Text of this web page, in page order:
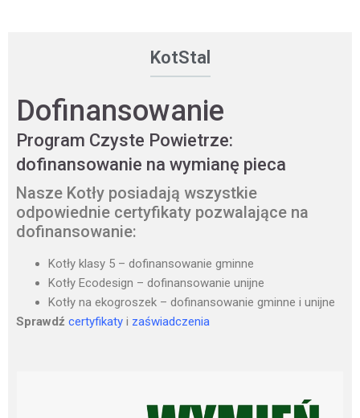
KotStal
Dofinansowanie
Program Czyste Powietrze:
dofinansowanie na wymianę pieca
Nasze Kotły posiadają wszystkie
odpowiednie certyfikaty pozwalające na
dofinansowanie:
Kotły klasy 5 – dofinansowanie gminne
Kotły Ecodesign – dofinansowanie unijne
Kotły na ekogroszek – dofinansowanie gminne i unijne
Sprawdź certyfikaty i zaświadczenia